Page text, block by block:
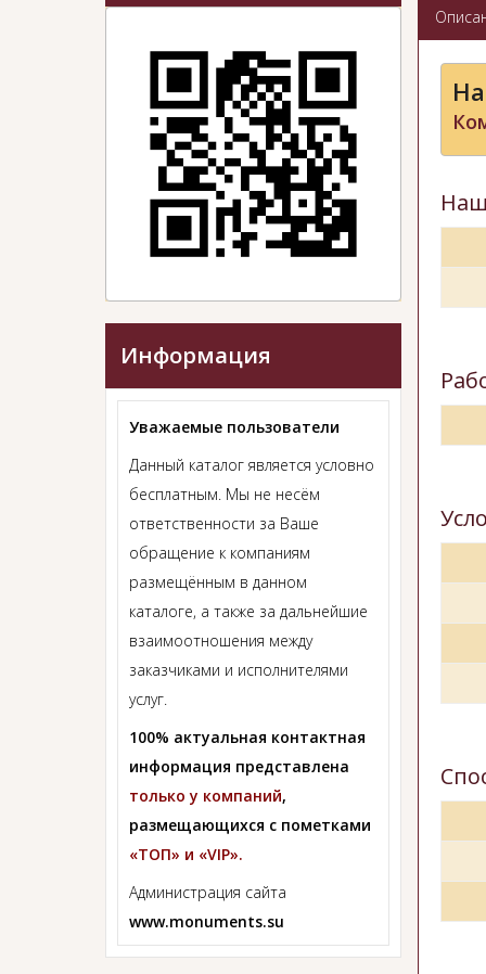
Информация
Уважаемые пользователи
Данный каталог является условно
бесплатным. Мы не несём
ответственности за Ваше
обращение к компаниям
размещённым в данном
каталоге, а также за дальнейшие
взаимоотношения между
заказчиками и исполнителями
услуг.
100% актуальная контактная
информация представлена
только у компаний,
размещающихся с пометками
«ТОП» и «VIP».
Администрация сайта
www.monuments.su